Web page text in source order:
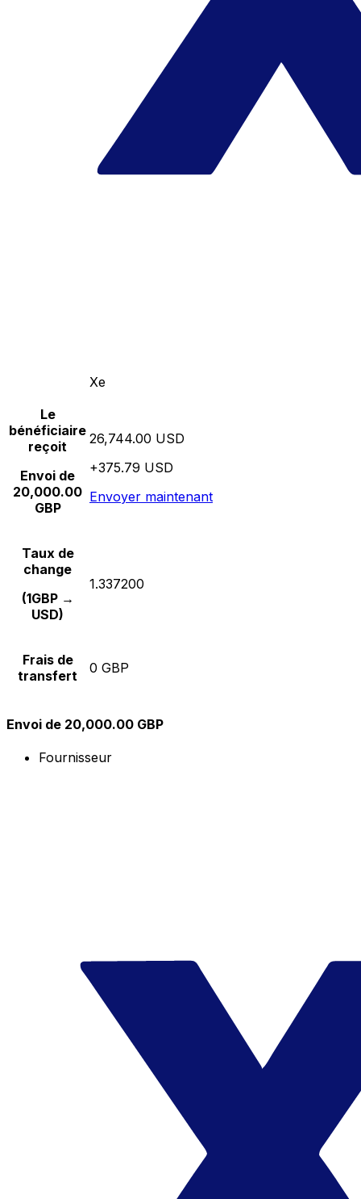
Xe
Le
bénéficiaire
reçoit
Envoi de
20,000.00
GBP
26,744.00 USD
+375.79 USD
Envoyer maintenant
Taux de
change
(1GBP →
USD)
1.337200
Frais de
transfert
0 GBP
Envoi de 20,000.00 GBP
Fournisseur